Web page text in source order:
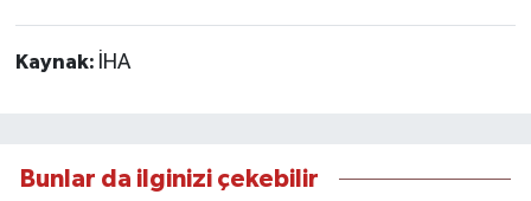
Kaynak: İHA
Bunlar da ilginizi çekebilir